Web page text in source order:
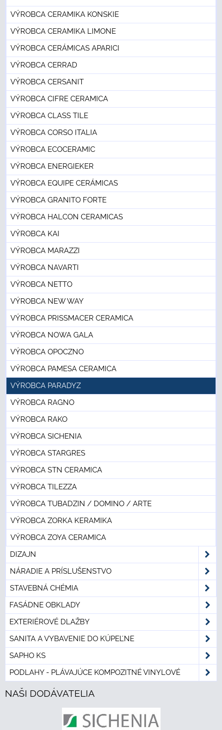
VÝROBCA CERAMIKA KONSKIE
VÝROBCA CERAMIKA LIMONE
VÝROBCA CERÁMICAS APARICI
VÝROBCA CERRAD
VÝROBCA CERSANIT
VÝROBCA CIFRE CERAMICA
VÝROBCA CLASS TILE
VÝROBCA CORSO ITALIA
VÝROBCA ECOCERAMIC
VÝROBCA ENERGIEKER
VÝROBCA EQUIPE CERÁMICAS
VÝROBCA GRANITO FORTE
VÝROBCA HALCON CERAMICAS
VÝROBCA KAI
VÝROBCA MARAZZI
VÝROBCA NAVARTI
VÝROBCA NETTO
VÝROBCA NEW WAY
VÝROBCA PRISSMACER CERAMICA
VÝROBCA NOWA GALA
VÝROBCA OPOCZNO
VÝROBCA PAMESA CERAMICA
VÝROBCA PARADYZ
VÝROBCA RAGNO
VÝROBCA RAKO
VÝROBCA SICHENIA
VÝROBCA STARGRES
VÝROBCA STN CERAMICA
VÝROBCA TILEZZA
VÝROBCA TUBADZIN / DOMINO / ARTE
VÝROBCA ZORKA KERAMIKA
VÝROBCA ZOYA CERAMICA
DIZAJN
NÁRADIE A PRÍSLUŠENSTVO
STAVEBNÁ CHÉMIA
FASÁDNE OBKLADY
EXTERIÉROVÉ DLAŽBY
SANITA A VYBAVENIE DO KÚPEĽNE
SAPHO KS
PODLAHY - PLÁVAJÚCE KOMPOZITNÉ VINYLOVÉ
NAŠI DODÁVATELIA